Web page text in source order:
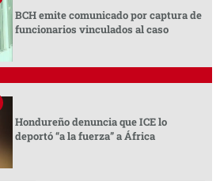
BCH emite comunicado por captura de
funcionarios vinculados al caso
Hondureño denuncia que ICE lo
deportó “a la fuerza” a África